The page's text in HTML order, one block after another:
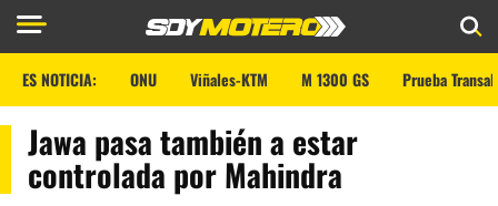
ES NOTICIA: ONU Viñales-KTM M 1300 GS Prueba
Jawa pasa también a estar
controlada por Mahindra